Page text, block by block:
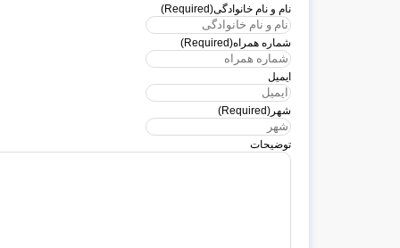
نام و نام خانوادگی(Required)
شماره همراه(Required)
ایمیل
شهر (Required)
توضیحات